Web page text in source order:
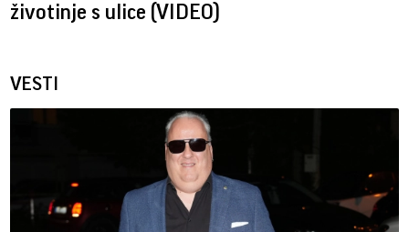
životinje s ulice (VIDEO)
VESTI